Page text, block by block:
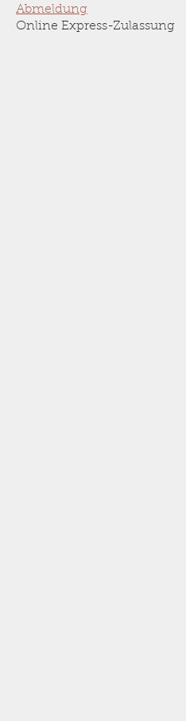
Abmeldung
Online Express-Zulassung